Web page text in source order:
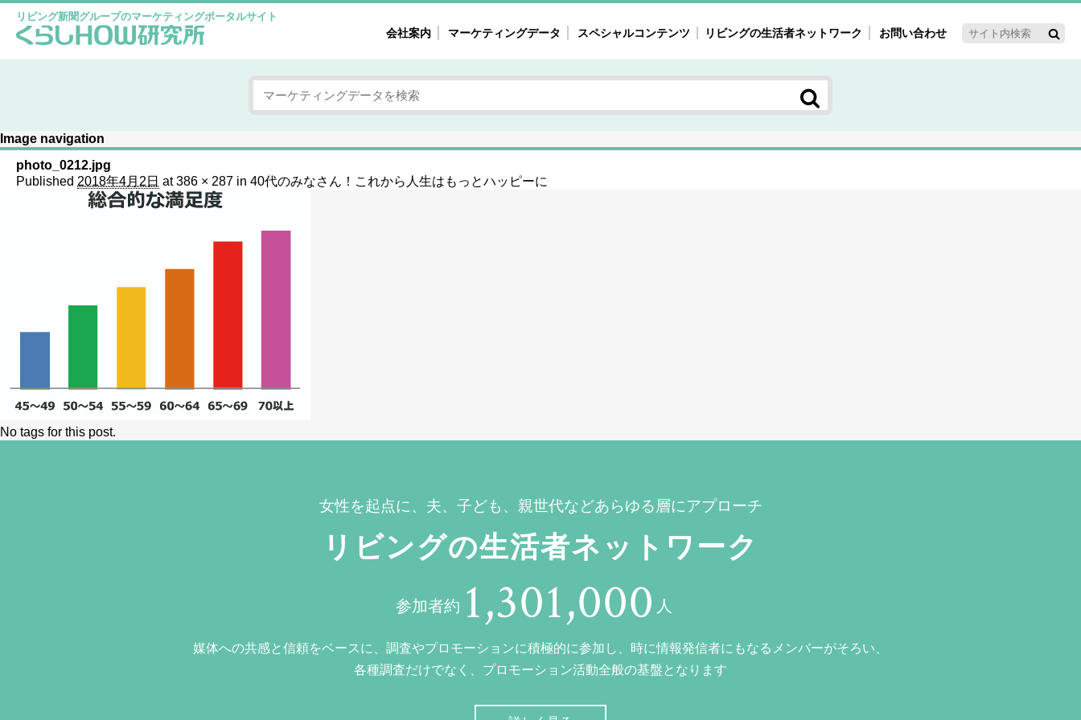
リビング新聞グループのマーケティングポータルサイト
会社案内 マーケティングデータ スペシャルコンテンツ
女性の気持ちと消費がリアルに見える
自主調査レポート
不便・不満の声
注目ターゲット・重点テーマ
40'ｓ～60'ｓマーケット研究室
リビングの生活者ネットワーク お問い合わせ
Image navigation
photo_0212.jpg
Published 2018年4月2日 at386 × 287 in 40代のみなさん！これから人生はもっとハッピーに
No tags for this post.
女性を起点に、夫、子ども、親世代などあらゆる層にアプローチ
リビングの生活者ネットワーク
参加者約 1,301,000 人
媒体への共感と信頼をベースに、調査やプロモーションに積極的に参加し、時に情報発信者にもなるメンバーがそろい、
各種調査だけでなく、プロモーション活動全般の基盤となります